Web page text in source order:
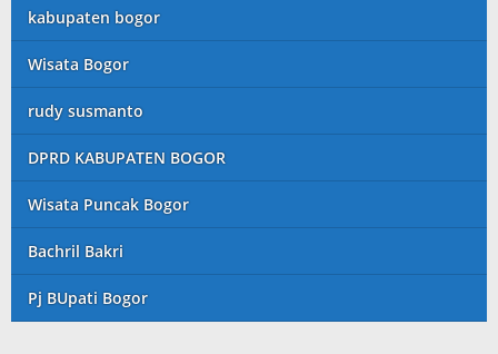
kabupaten bogor
Wisata Bogor
rudy susmanto
DPRD KABUPATEN BOGOR
Wisata Puncak Bogor
Bachril Bakri
Pj BUpati Bogor